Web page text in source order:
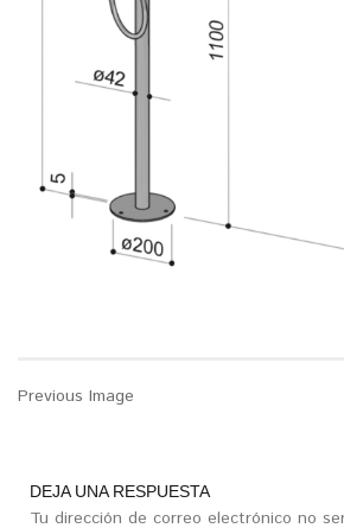
Previous Image
DEJA UNA RESPUESTA
Tu dirección de correo electrónico no